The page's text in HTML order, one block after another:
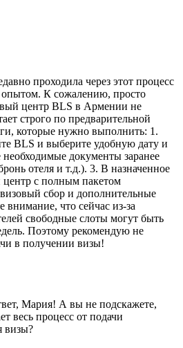
проходила через этот процесс
опытом. К сожалению, просто
центр BLS в Армении не
строго по предварительной
которые нужно выполнить: 1.
BLS и выберите удобную дату и
необходимые документы заранее
отеля и т.д.). 3. В назначенное
с полным пакетом
сбор и дополнительные
внимание, что сейчас из-за
свободные слоты могут быть
Поэтому рекомендую не
в получении визы!
Мария! А вы не подскажете,
весь процесс от подачи
визы?